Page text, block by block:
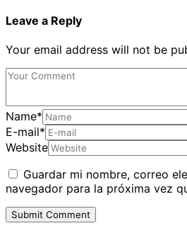
Leave a Reply
Your email address will not be
Name*
E-mail*
Website
Guardar mi nombre, correo
navegador para la próxima vez